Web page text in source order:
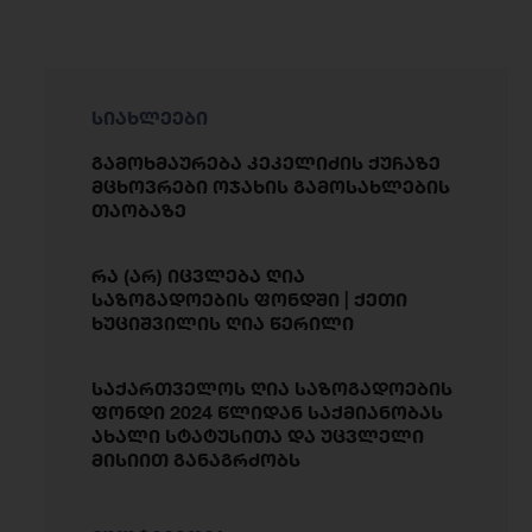
სიახლეები
გამოხმაურება კეკელიძის ქუჩაზე
მცხოვრები ოჯახის გამოსახლების
თაობაზე
რა (არ) იცვლება ღია
საზოგადოების ფონდში | ქეთი
ხუციშვილის ღია წერილი
საქართველოს ღია საზოგადოების
ფონდი 2024 წლიდან საქმიანობას
ახალი სტატუსითა და უცვლელი
მისიით განაგრძობს